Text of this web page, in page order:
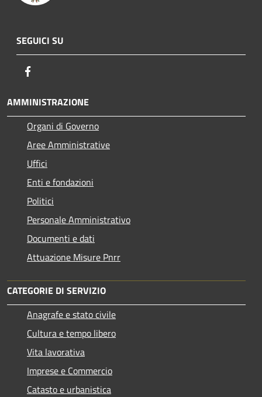
SEGUICI SU
AMMINISTRAZIONE
Organi di Governo
Aree Amministrative
Uffici
Enti e fondazioni
Politici
Personale Amministrativo
Documenti e dati
Attuazione Misure Pnrr
CATEGORIE DI SERVIZIO
Anagrafe e stato civile
Cultura e tempo libero
Vita lavorativa
Imprese e Commercio
Catasto e urbanistica